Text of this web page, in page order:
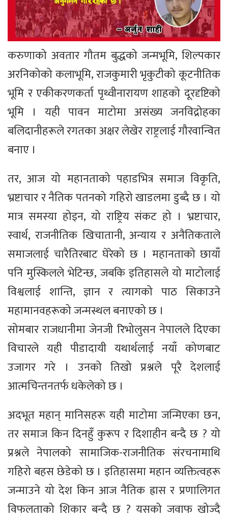
करुणाको अवतार गौतम बुद्धको जन्मभूमि, शिल्पकार
अरनिकोको कलाभूमि, राजकुमारी भृकुटीको कूटनीतिक
भूमि र एकीकरणकर्ता पृथ्वीनारायण शाहको दूरदृष्टिको
भूमि । यही पावन माटोमा असंख्य जनविद्रोहका
बलिदानीहरूले रगतका अक्षर लेखेर राष्ट्रलाई गौरवान्वित
बनाए ।
तर, आज यो महानताको पहाडभित्र समाज विकृति,
भ्रष्टाचार र नैतिक पतनको गहिरो खाडलमा डुब्दै छ । यो
मात्र समस्या होइन, यो राष्ट्रिय संकट हो । भ्रष्टाचार,
स्वार्थ, राजनीतिक खिचातानी, अन्याय र अनैतिकताले
समाजलाई चारैतिरबाट घेरेको छ । महानताको छायाँ
पनि मुस्किलले भेटिन्छ, जबकि इतिहासले यो माटोलाई
विश्वलाई शान्ति, ज्ञान र त्यागको पाठ सिकाउने
महामानवहरूको जन्मस्थल बनाएको छ ।
सोमबार राजधानीमा जेनजी रिभोलुसन नेपालले दिएका
विचारले यही पीडादायी यथार्थलाई नयाँ कोणबाट
उजागर गरे । उनको तिखो प्रश्नले पूरै देशलाई
आत्मचिन्तनतर्फ धकेलेको छ ।
अदभूत महान् मानिसहरू यही माटोमा जन्मिएका छन,
तर समाज किन दिनहुँ कुरूप र दिशाहीन बन्दै छ ? यो
प्रश्नले नेपालको सामाजिक-राजनीतिक संरचनामाथि
गहिरो बहस छेडेको छ । इतिहासमा महान व्यक्तित्वहरू
जन्माउने यो देश किन आज नैतिक ह्रास र प्रणालिगत
विफलताको शिकार बन्दै छ ? यसको जवाफ खोज्दै